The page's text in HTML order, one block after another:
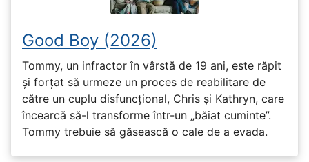
Good Boy (2026)
Tommy, un infractor în vârstă de 19 ani, este răpit
și forțat să urmeze un proces de reabilitare de
către un cuplu disfuncțional, Chris și Kathryn, care
încearcă să-l transforme într-un „băiat cuminte”.
Tommy trebuie să găsească o cale de a evada.